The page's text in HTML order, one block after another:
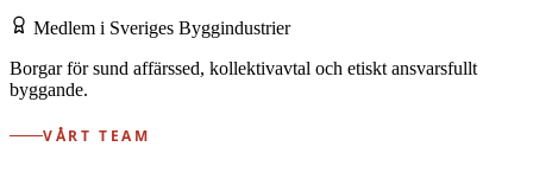
Medlem i Sveriges Byggindustrier
Borgar för sund affärssed, kollektivavtal och etiskt ansvarsfullt
byggande.
VÅRT TEAM